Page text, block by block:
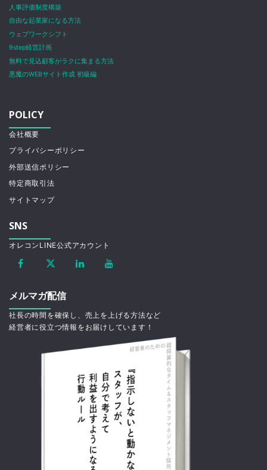
人事評価制度構築
自由な起業家になる方法
ウェブワークシフト
9step経営計画
無料で見込顧客がラクに集まる方法
悪魔のWEBサイト作成 初級編
POLICY
会社概要
プライバシーポリシー
外部送信ポリシー
特定商取引法
サイトマップ
SNS
オレコンLINE公式アカウント
メルマガ配信
社長の時間を確保し、売上を上げる方法など
経営者に役立つ情報をお届けしています！